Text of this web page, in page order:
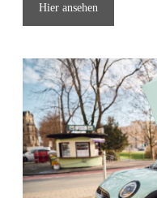
Hier ansehen